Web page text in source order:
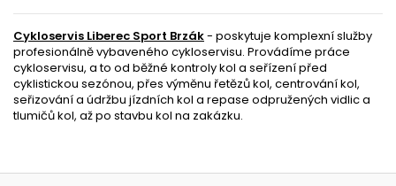
Cykloservis Liberec Sport Brzák- poskytuje komplexní služby
profesionálně vybaveného cykloservisu. Provádíme práce
cykloservisu, a to od běžné kontroly kol a seřízení před
cyklistickou sezónou, přes výměnu řetězů kol, centrování kol,
seřizování a údržbu jízdních kol a repase odpružených vidlic a
tlumičů kol, až po stavbu kol na zakázku.